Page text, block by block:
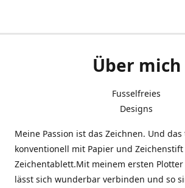
Über mich
Fusselfreies
Designs
Meine Passion ist das Zeichnen. Und
konventionell mit Papier und
Zeichentablett.Mit meinem ersten
lässt sich wunderbar verbinden und so